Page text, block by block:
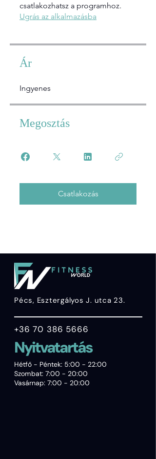
csatlakozhatsz a programhoz.
Ugrás az alkalmazásba
Ár
Ingyenes
Megosztás
Csatlakozás
Pécs, Esztergályos J. utca 23.
+36 70 386 5666
Nyitvatartás
Hétfő - Péntek: 5:00 - 22:00
Szombat: 7:00 - 20:00
Vasárnap: 7:00 - 20:00